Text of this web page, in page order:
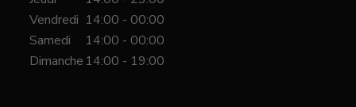
Vendredi 14:00 - 00:00
Samedi
14:00 - 00:00
Dimanche 14:00 - 19:00